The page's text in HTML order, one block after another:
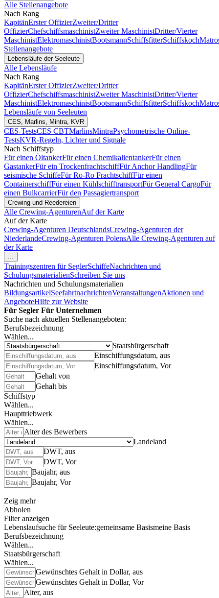
Alle Stellenangebote
Nach Rang
KapitänErster OffizierZweiter/Dritter
OffizierChefschiffsmaschinistZweiter MaschinistDritter/Vierter
MaschinistElektromaschinistBootsmannSchiffsfitterSchiffskoch
Stellenangebote
Lebensläufe der Seeleute
Alle Lebensläufe
Nach Rang
KapitänErster OffizierZweiter/Dritter
OffizierChefschiffsmaschinistZweiter MaschinistDritter/Vierter
MaschinistElektromaschinistBootsmannSchiffsfitterSchiffskoch
Lebensläufe von Seeleuten
CES, Marlins, Mintra, KVR
CES-TestsCES CBTMarlinsMintraPsychometrische Online-
TestsKVR-Regeln, Lichter und Signale
Nach Schiffstyp
Für einen ÖltankerFür einen ChemikalientankerFür einen
GastankerFür ein TrockenfrachtschiffFür Anchor HandlingFür
seismische SchiffeFür Ro-Ro FrachtschiffFür einen
ContainerschiffFür einen KühlschifftransportFür General CargoFür
einen BulkcarrierFür den Passagiertransport
Crewing und Reedereien
Alle Crewing-AgenturenAuf der Karte
Auf der Karte
Crewing-Agenturen DeutschlandsCrewing-Agenturen der
NiederlandeCrewing-Agenturen PolensAlle Crewing-Agenturen auf
der Karte
...
Trainingszentren für SeglerSchiffeNachrichten und
SchulungsmaterialienSchreiben Sie uns
Nachrichten und Schulungsmaterialien
BildungsartikelSeefahrtnachrichtenVeranstaltungenAktionen und
AngeboteHilfe zur Website
Für Segler Für Unternehmen
Suche nach aktuellen Stellenangeboten:
Berufsbezeichnung
Wählen...
Staatsbürgerschaft
Einschiffungsdatum, aus
Einschiffungsdatum, Vor
Gehalt von
Gehalt bis
Schiffstyp
Wählen...
Haupttriebwerk
Wählen...
Alter des Bewerbers
Landeland
DWT, aus
DWT, Vor
Baujahr, aus
Baujahr, Vor
Zeig mehr
Abholen
Filter anzeigen
Lebenslaufsuche für Seeleute:gemeinsame Basismeine Basis
Berufsbezeichnung
Wählen...
Staatsbürgerschaft
Wählen...
Gewünschtes Gehalt in Dollar, aus
Gewünschtes Gehalt in Dollar, Vor
Alter, aus